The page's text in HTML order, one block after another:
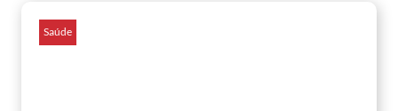
Saúde